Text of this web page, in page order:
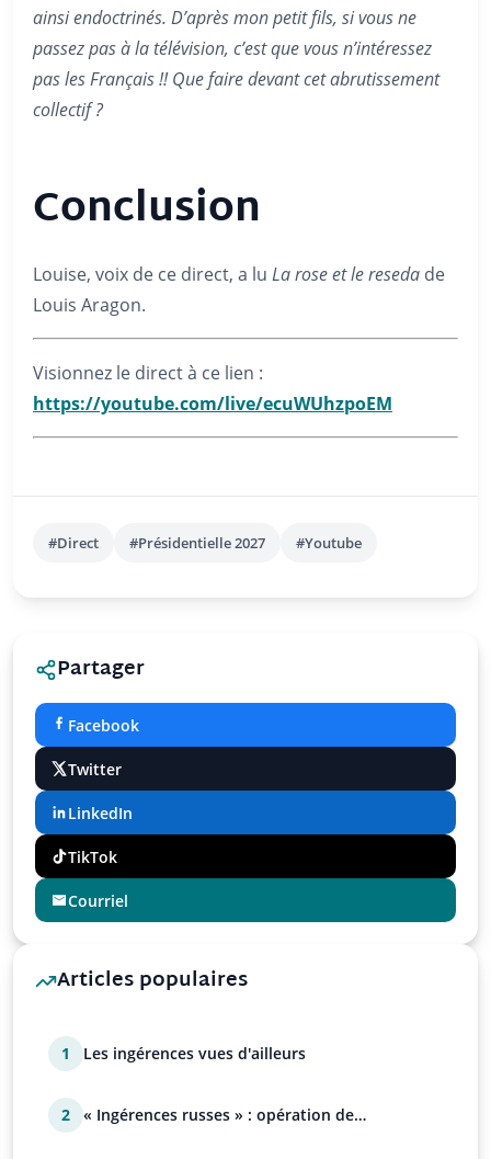
ainsi endoctrinés. D’après mon petit fils, si vous ne
passez pas à la télévision, c’est que vous n’intéressez
pas les Français !! Que faire devant cet abrutissement
collectif ?
Conclusion
Louise, voix de ce direct, a lu La rose et le reseda de
Louis Aragon.
Visionnez le direct à ce lien :
https://youtube.com/live/ecuWUhzpoEM
#Direct #Présidentielle 2027 #Youtube
Partager
Facebook
Twitter
LinkedIn
TikTok
Courriel
Articles populaires
1 Les ingérences vues d'ailleurs
2
« Ingérences russes » : opération de